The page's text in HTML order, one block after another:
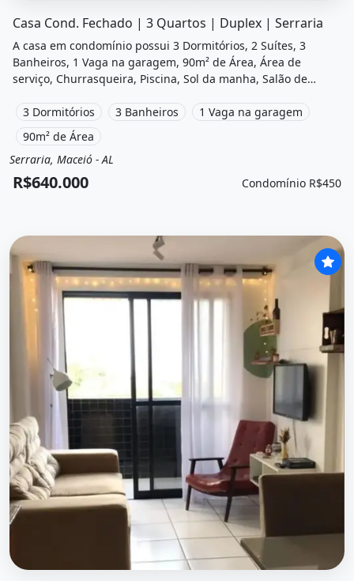
Casa Cond. Fechado | 3 Quartos | Duplex | Serraria
A casa em condomínio possui 3 Dormitórios, 2 Suítes, 3
Banheiros, 1 Vaga na garagem, 90m² de Área, Área de
serviço, Churrasqueira, Piscina, Sol da manha, Salão de
Maceió, Al à venda por R$640.000 e Condomínio por R$450
/Mês.
3 Dormitórios 3 Banheiros
1 Vaga na garagem
90m² de Área
Venda
Casa em condomínio
Serraria, Maceió - AL
R$640.000 Condomínio R$450